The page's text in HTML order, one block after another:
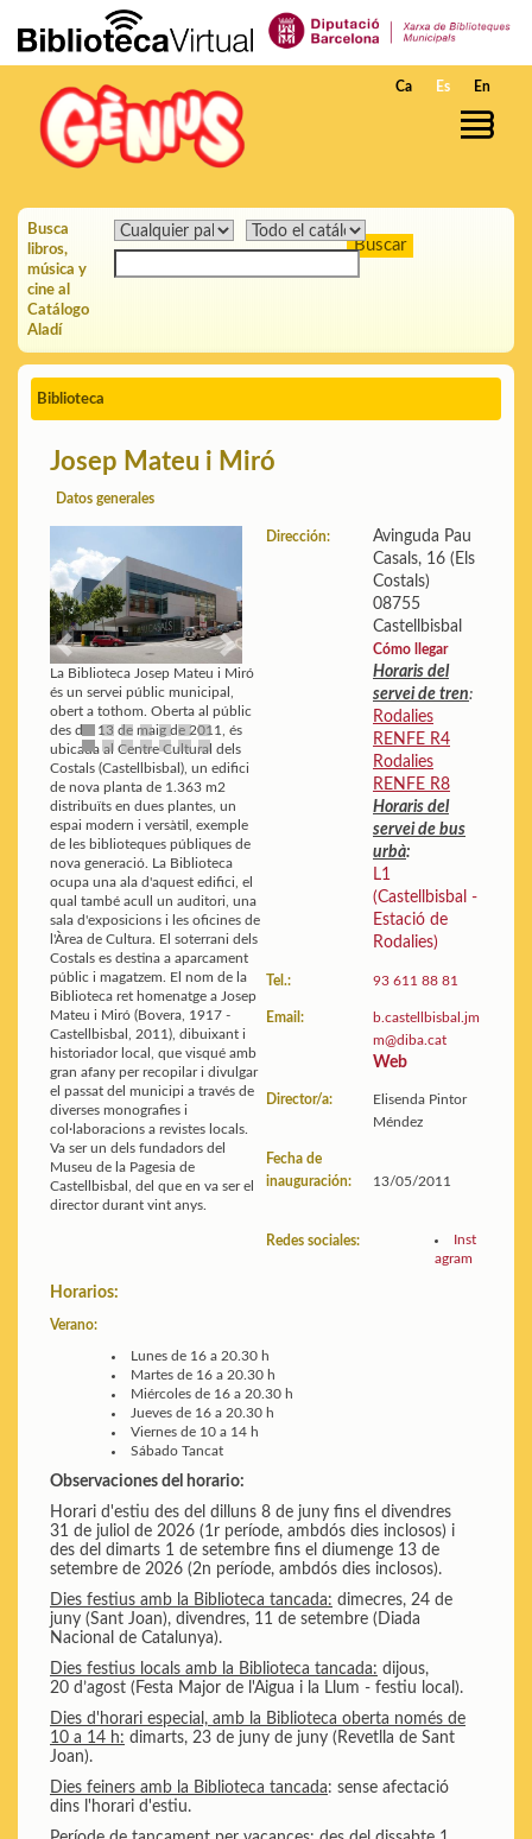
Saltar al contenido principal
Ca Es En
Busca
libros,
música y
cine al
Catálogo
Aladí
Biblioteca
Josep Mateu i Miró
Datos generales
Previous Next
Edificio:
Planos y fotos
Estadísticas:
Ver datos
Guía de la biblioteca
Dirección:
Avinguda Pau
Casals, 16 (Els
Costals)
08755
Castellbisbal
Cómo llegar
Horaris del
servei de tren:
Rodalies
RENFE R4
Rodalies
RENFE R8
Horaris del
servei de bus
urbà:
L1
(Castellbisbal -
Estació de
Rodalies)
Tel.: 93 611 88 81
Email:
b.castellbisbal.jm
m@diba.cat
Web
Director/a:
Elisenda Pintor
Méndez
Fecha de
inauguración:
13/05/2011
Redes sociales:
Inst
agram
Horarios:
Verano:
Lunesde 16 a 20.30 h
Martesde 16 a 20.30 h
Miércolesde 16 a 20.30 h
Juevesde 16 a 20.30 h
Viernesde 10 a 14 h
SábadoTancat
Observaciones del horario:
Horari d'estiu des del dilluns 8 de juny fins el divendres
31 de juliol de 2026 (1r període, ambdós dies inclosos) i
des del dimarts 1 de setembre fins el diumenge 13 de
setembre de 2026 (2n període, ambdós dies inclosos).
Dies festius amb la Biblioteca tancada: dimecres, 24 de
juny (Sant Joan), divendres, 11 de setembre (Diada
Nacional de Catalunya).
Dies festius locals amb la Biblioteca tancada: dijous,
20 d’agost (Festa Major de l'Aigua i la Llum - festiu local).
Dies d'horari especial, amb la Biblioteca oberta només de
10 a 14 h: dimarts, 23 de juny de juny (Revetlla de Sant
Joan).
Dies feiners amb la Biblioteca tancada: sense afectació
dins l'horari d'estiu.
La Biblioteca Josep Mateu i Miró
és un servei públic municipal,
obert a tothom. Oberta al públic
des del 13 de maig de 2011, és
ubicada al Centre Cultural dels
Costals (Castellbisbal), un edifici
de nova planta de 1.363 m2
distribuïts en dues plantes, un
espai modern i versàtil, exemple
de les biblioteques públiques de
nova generació. La Biblioteca
ocupa una ala d'aquest edifici, el
qual també acull un auditori, una
sala d'exposicions i les oficines de
l'Àrea de Cultura. El soterrani dels
Costals es destina a aparcament
públic i magatzem. El nom de la
Biblioteca ret homenatge a Josep
Mateu i Miró (Bovera, 1917 -
Castellbisbal, 2011), dibuixant i
historiador local, que visqué amb
gran afany per recopilar i divulgar
el passat del municipi a través de
diverses monografies i
col·laboracions a revistes locals.
Va ser un dels fundadors del
Museu de la Pagesia de
Castellbisbal, del que en va ser el
director durant vint anys.